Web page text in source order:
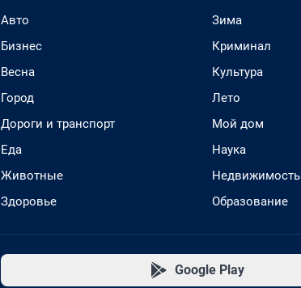
Авто
Бизнес
Весна
Город
Дороги и транспорт
Еда
Животные
Здоровье
Зима
Криминал
Культура
Лето
Мой дом
Наука
Недвижимость
Образование
Google Play